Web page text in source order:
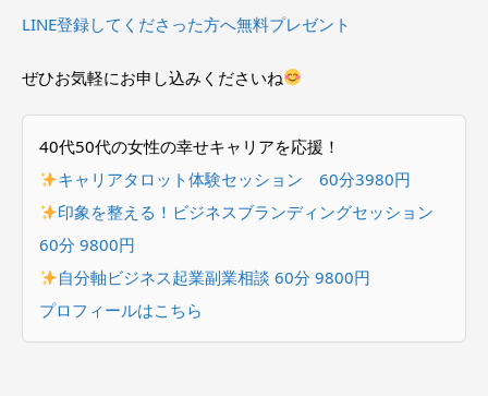
LINE登録してくださった方へ無料プレゼント
ぜひお気軽にお申し込みくださいね
40代50代の女性の幸せキャリアを応援！
キャリアタロット体験セッション 60分3980円
印象を整える！ビジネスブランディングセッション
60分 9800円
自分軸ビジネス起業副業相談 60分 9800円
プロフィールはこちら